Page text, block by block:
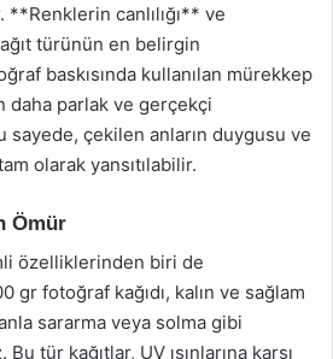
canlılığı** ve
türünün en belirgin
baskısında kullanılan mürekkep
parlak ve gerçekçi
sayede, çekilen anların duygusu ve
olarak yansıtılabilir.
Ömür
özelliklerinden biri de
gr fotoğraf kağıdı, kalın ve sağlam
sararma veya solma gibi
tür kağıtlar, UV ışınlarına karşı